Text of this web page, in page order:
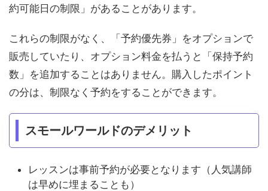
約可能日の制限」があることがあります。
これらの制限がなく、「予約優先券」をオプションで
販売していたり、オプション料金を払うと「保持予約
数」を追加することはありません。購入したポイント
の分は、制限なく予約をすることができます。
スモールワールドのデメリット
レッスンは事前予約が必要となります（人気講師
は早めに埋まることも）